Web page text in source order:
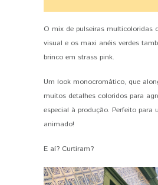
O mix de pulseiras multicoloridas
visual e os maxi anéis verdes
brinco em strass pink.
Um look monocromático, que
muitos detalhes coloridos para
especial à produção. Perfeito para
animado!
E aí? Curtiram?